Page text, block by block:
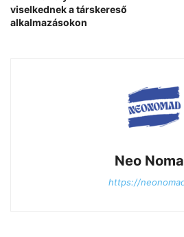
viselkednek a társkereső
alkalmazásokon
Neo
https://